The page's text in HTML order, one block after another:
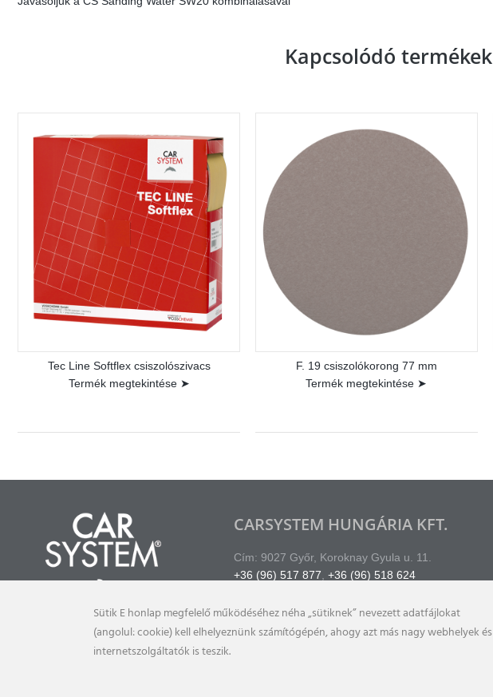
Kapcsolódó termékek
Tec Line Softflex csiszolószivacs
Termék megtekintése ➤
F. 19 csiszolókorong 77 mm
Termék megtekintése ➤
CARSYSTEM HUNGÁRIA KFT.
Cím: 9027 Győr, Koroknay Gyula u. 11.
+36 (96) 517 877 ,+36 (96) 518 624
Sütik E honlap megfelelő működéséhez néha „sütiknek” nevezett adatfájlokat
(angolul: cookie) kell elhelyeznünk számítógépén, ahogy azt más nagy webhelyek és
internetszolgáltatók is teszik.